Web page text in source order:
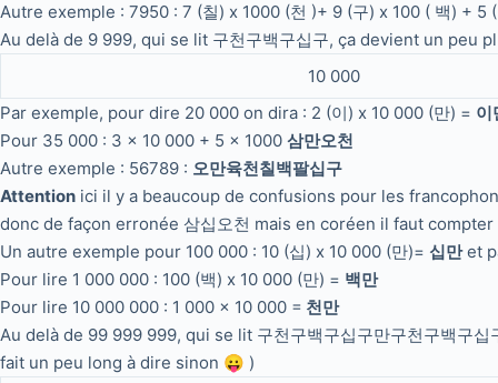
Autre exemple : 7950 : 7 (칠) x 1000 (천 )+ 9 (구) x 100 ( 백) + 5
Au delà de 9 999, qui se lit 구천구백구십구, ça devient un peu
10 000
Par exemple, pour dire 20 000 on dira : 2 (이) x 10 000 (만) = 이
Pour 35 000 : 3 x 10 000 + 5 x 1000 삼만오천
Autre exemple : 56789 : 오만육천칠백팔십구
Attention ici il y a beaucoup de confusions pour les
donc de façon erronée 삼십오천 mais en coréen il faut
Un autre exemple pour 100 000 : 10 (십) x 10 000 (만)= 십만et
Pour lire 1 000 000 : 100 (백) x 10 000 (만) = 백만
Pour lire 10 000 000 : 1 000 x 10 000 = 천만
Au delà de 99 999 999, qui se lit 구천구백구십구만구천구백구
fait un peu long à dire sinon 😛 )